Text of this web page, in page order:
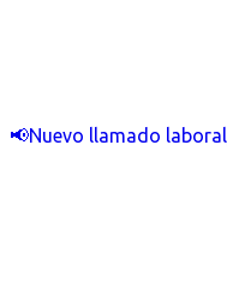
📢Nuevo llamado